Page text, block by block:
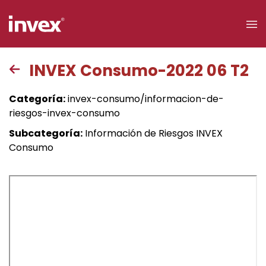
Acceso a
clientes
Buscar
INVEX Consumo-2022 06 T2
Categoría:invex-consumo/informacion-de-
riesgos-invex-consumo
Subcategoría: Información de Riesgos INVEX
Consumo